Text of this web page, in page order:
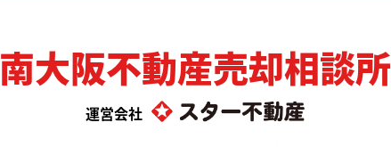
南大阪不動産売却相談所
運営会社